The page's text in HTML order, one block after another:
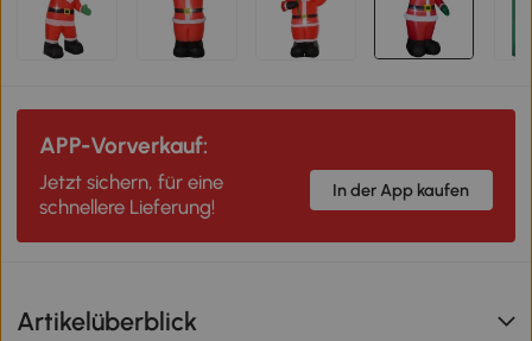
APP-Vorverkauf:
Jetzt sichern, für eine
schnellere Lieferung!
In der App kaufen
Artikelüberblick